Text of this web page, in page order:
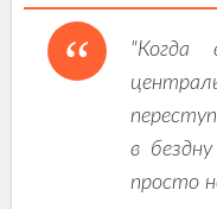
"Когда
в
просто